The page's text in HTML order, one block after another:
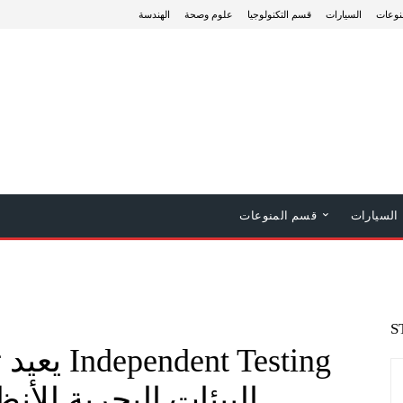
الهندسة علوم وصحة قسم التكنولوجيا السيارات
السيارات قسم المنوعات